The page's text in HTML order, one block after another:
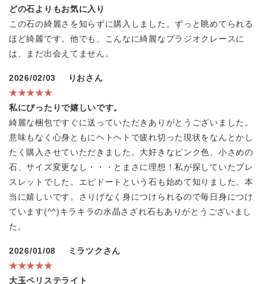
どの石よりもお気に入り
この石の綺麗さを知らずに購入しました。ずっと眺めてられる
ほど綺麗です。他でも、こんなに綺麗なプラジオクレースに
は、まだ出会えてません。
2026/02/03
りおさん
★★★★★
私にぴったりで嬉しいです。
綺麗な梱包ですぐに送っていただきありがとうございました。
意味もなく心身ともにヘトヘトで疲れ切った現状をなんとかし
たく購入させていただきました。大好きなピンク色、小さめの
石、サイズ変更なし・・・とまさに理想！私が探していたブレ
スレットでした。エピドートという石も始めて知りました。本
当に嬉しいです。さりげなく身につけられるので毎日身につけ
ています(^^)キラキラの水晶さざれ石もありがとうございまし
た。
2026/01/08
ミラツクさん
★★★★★
大玉ペリステライト